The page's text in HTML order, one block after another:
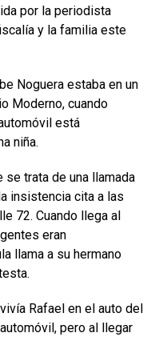
por la periodista
y la familia este
Noguera estaba en un
Moderno, cuando
está
niña.
trata de una llamada
insistencia cita a las
72. Cuando llega al
eran
llama a su hermano
Rafael en el auto del
pero al llegar